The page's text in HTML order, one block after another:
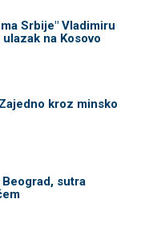
Srbije" Vladimiru
na Kosovo
kroz minsko
sutra